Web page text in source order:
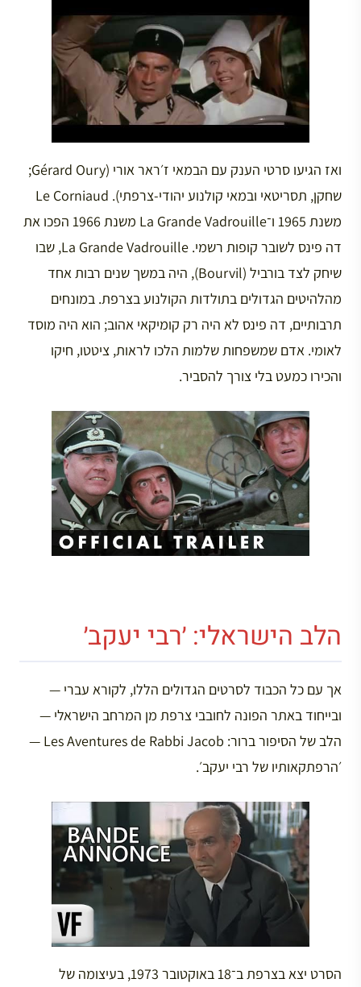
ואז הגיעו סרטי הענק עם הבמאי ז׳ראר אורי (Gérard Oury;
שחקן, תסריטאי ובמאי קולנוע יהודי-צרפתי). Le Corniaud
משנת 1965 ו־La Grande Vadrouille משנת 1966 הפכו את
דה פינס לשובר קופות רשמי. La Grande Vadrouille, שבו
שיחק לצד בורביל (Bourvil), היה במשך שנים רבות אחד
מהלהיטים הגדולים בתולדות הקולנוע בצרפת. במונחים
תרבותיים, דה פינס לא היה רק קומיקאי אהוב; הוא היה מוסד
לאומי. אדם שמשפחות שלמות הלכו לראות, ציטטו, חיקו
והכירו כמעט בלי צורך להסביר.
הלב הישראלי: ׳רבי יעקב׳
אך עם כל הכבוד לסרטים הגדולים הללו, לקורא עברי —
ובייחוד באתר הפונה לחובבי צרפת מן המרחב הישראלי —
הלב של הסיפור ברור: Les Aventures de Rabbi Jacob —
׳הרפתקאותיו של רבי יעקב׳.
הסרט יצא בצרפת ב־18 באוקטובר 1973, בעיצומה של